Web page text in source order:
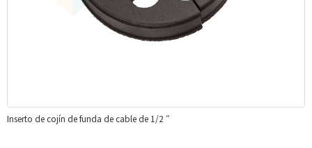
Inserto de cojín de funda de cable de 1/2 ″